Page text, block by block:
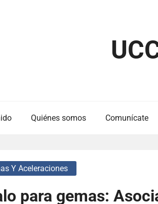
Quiénes somos Comunícate
Y Aceleraciones
para gemas: